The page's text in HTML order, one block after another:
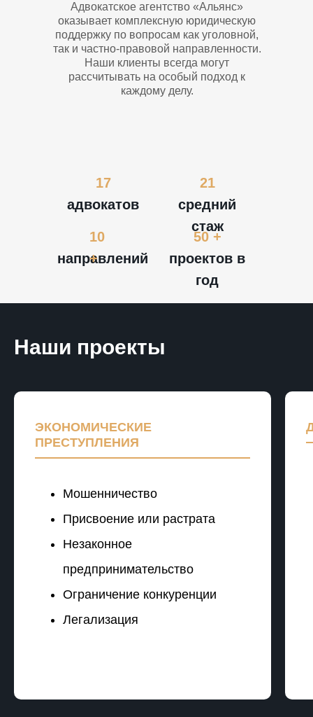
адвокатов
средний
стаж
направлений
проектов в
год
Адвокатское агентство «Альянс»
оказывает комплексную юридическую
поддержку по вопросам как уголовной,
так и частно-правовой направленности.
Наши клиенты всегда могут
рассчитывать на особый подход к
каждому делу.
17 21
10
+
50 +
Наши проекты
ЭКОНОМИЧЕСКИЕ
ПРЕСТУПЛЕНИЯ
Мошенничество
Присвоение или растрата
Незаконное
предпринимательство
Ограничение конкуренции
Легализация